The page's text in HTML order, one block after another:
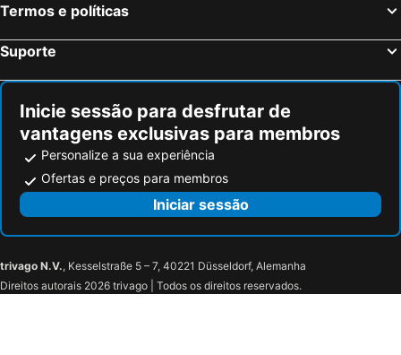
Termos e políticas
Suporte
Inicie sessão para desfrutar de
vantagens exclusivas para membros
Personalize a sua experiência
Ofertas e preços para membros
Iniciar sessão
trivago N.V., Kesselstraße 5 – 7, 40221 Düsseldorf, Alemanha
Direitos autorais 2026 trivago | Todos os direitos reservados.